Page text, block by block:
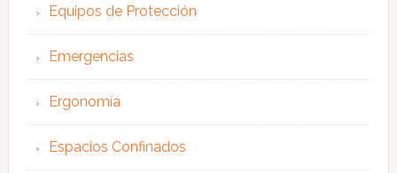
Equipos de Protección
Emergencias
Ergonomía
Espacios Confinados